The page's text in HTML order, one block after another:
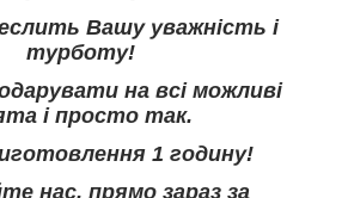
Вашу уважність і
турботу!
на всі можливі
і просто так.
1 годину!
нас, прямо зараз за